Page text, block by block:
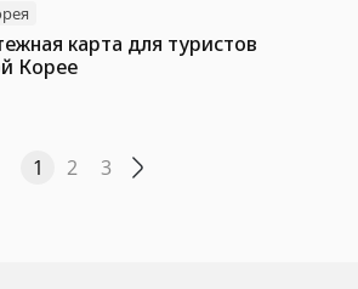
карта для туристов
Корее
1 2 3